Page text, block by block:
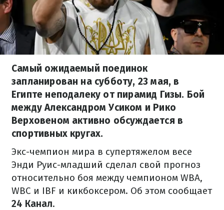
Самый ожидаемый поединок
запланирован на субботу, 23 мая, в
Египте неподалеку от пирамид Гизы. Бой
между Александром Усиком и Рико
Верховеном активно обсуждается в
спортивных кругах.
Экс-чемпион мира в супертяжелом весе
Энди Руис-младший сделал свой прогноз
относительно боя между чемпионом WBA,
WBC и IBF и кикбоксером. Об этом сообщает
24 Канал.